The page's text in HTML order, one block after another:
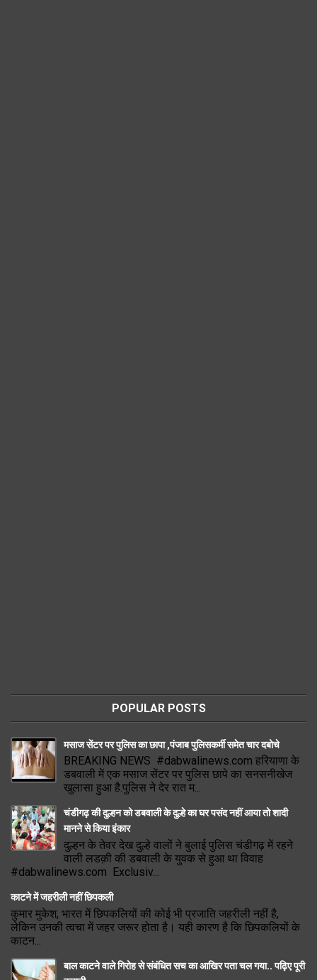
POPULAR POSTS
मसाज सेंटर पर पुलिस का छापा ,पंजाब पुलिसकर्मी समेत चार दबोचे
BREAKING NEWS #dabwalinews.com हरियाणा के
डबवाली में एक मसाज सेंटर पर पुलिस छापे का सनसनीखेज
खुलासा हुआ है.पुलिस ने देर रात म...
चंडीगढ़ की दुल्हन को डबवाली के दुल्हे का घर पसंद नहीं आया तो शादी
मानने से किया इंकार
दुल्हन के तेवर देख दुल्हे वालों ने बुलाई पुलिस चंडीगढ़ में रहने
वाली लडक़ी की डबवाली के युवक से हुआ था विवाह
#dabwalinews.com Exclusiv...
काटने में जहरीली नहीं छिपकली
कुमार मुकेश, भारत में छिपकलियों की कोई भी प्रजाति जहरीली नहीं है,
लेकिन उनकी त्वचा में जहर जरूर होता है। यही कारण है कि छिपकलियों के
काटन...
बाल काटने वाले गिरोह से संबंधित सच का आखिर पता चल गया.. पढ़िए पूरी